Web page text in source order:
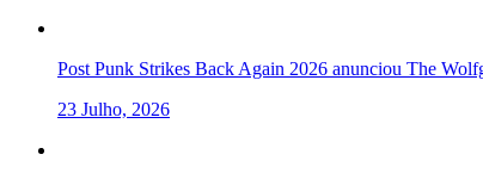
Post Punk Strikes Back Again 2026 anunciou The
23 Julho, 2026